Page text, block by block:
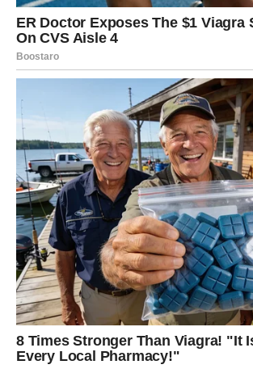
mogućnost pomirenja.
Jedna osoba konačno priznaje ono što je
Srce ponovo osjeća stare
Pred vama su trenuci koje ćete dugo
ŠKORPIJA
Pred vama je veoma snažan susret sa
ostavila veliki trag u vašem životu.
Emocije koje ste pokušavali sakriti sada
površinu.
Privlačnost nikada nije nestala